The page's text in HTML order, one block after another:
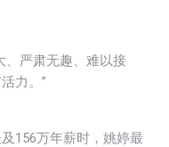
、严肃无趣、难以接
力。”
156万年薪时，姚婷最